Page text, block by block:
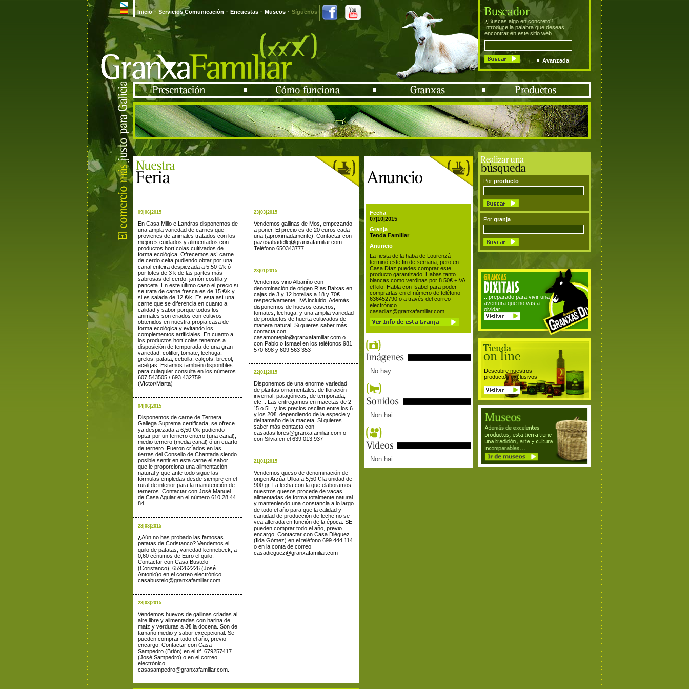
¿Buscas algo en concreto?
Introduce la palabra que deseas
encontrar en este sitio web...
Avanzada
Inicio · Servicios Comunicación · Encuestas · Museos · Síguenos
Por producto
Por granja
...preparado para vivir una
aventura que no vas a
olvidar
Descubre nuestros
productos exclusivos
23|03|2015
Vendemos gallinas de Mos, empezando
a poner. El precio es de 20 euros cada
una (aproximadamente). Contactar con
pazosabadelle@granxafamiliar.com.
Teléfono 650343777
23|01|2015
Vendemos vino Albariño con
denominación de origen Rías Baixas en
cajas de 3 y 12 botellas a 18 y 70€
respectivamente, IVA incluido. Además
disponemos de huevos caseros,
tomates, lechuga, y una amplia variedad
de productos de huerta cultivados de
manera natural. Si quieres saber más
contacta con
casamontepio@granxafamiliar.com o
con Pablo o Ismael en los teléfonos 981
570 698 y 609 563 353
22|01|2015
Disponemos de una enorme variedad
de plantas ornamentales: de floración
invernal, patagónicas, de temporada,
etc... Las entregamos en macetas de 2
´5 o 5L, y los precios oscilan entre los 6
y los 20€, dependiendo de la especie y
del tamaño de la maceta. Si quieres
saber más contacta con
casadasflores@granxafamiliar.com o
con Silvia en el 639 013 937
21|01|2015
Vendemos queso de denominación de
origen Arzúa-Ulloa a 5,50 € la unidad de
900 gr. La lecha con la que elaboramos
nuestros quesos procede de vacas
alimentadas de forma totalmente natural
y manteniendo una constancia a lo largo
de todo el año para que la calidad y
cantidad de producción de leche no se
vea alterada en función de la época. SE
pueden comprar todo el año, previo
encargo. Contactar con Casa Diéguez
(Ilda Gómez) en el teléfono 699 444 114
o en la conta de correo
casadieguez@granxafamiliar.com
09|06|2015
En Casa Millo e Landras disponemos de
una ampla variedad de carnes que
provienes de animales tratados con los
mejores cuidados y alimentados con
productos hortícolas cultivados de
forma ecológica. Ofrecemos así carne
de cerdo celta pudiendo obtar por una
canal enteira despiezada a 5,50 €/k ó
por lotes de 3 k de las partes más
sabrosas del cerdo: jamón costilla y
panceta. En este último caso el precio si
se trata de carne fresca es de 15 €/k y
si es salada de 12 €/k. Es esta así una
carne que se diferencia en cuanto a
calidad y sabor porque todos los
animales son criados con cultivos
obtenidos en nuestra propia casa de
forma ecológica y evitando los
complementos artificiales. En cuanto a
los productos hortícolas tenemos a
disposición de temporada de una gran
variedad: coliflor, tomate, lechuga,
grelos, patata, cebolla, calçots, brecol,
acelgas. Estamos también disponibles
para culaquier consulta en los números
607 543505 / 693 432759
(Víctor/Marta)
04|06|2015
Disponemos de carne de Ternera
Gallega Suprema certificada, se ofrece
ya despiezada a 6,50 €/k pudiendo
optar por un ternero entero (una canal),
medio ternero (media canal) ó un cuarto
de ternero. Fueron críados en las
tierras del Consello de Chantada siendo
posible sentir en esta carne el sabor
que le proporciona una alimentación
natural y que ante todo sigue las
fórmulas empledas desde siempre en el
rural de interior para la manutención de
terneros Contactar con José Manuel
de Casa Aguiar en el número 610 28 44
84
23|03|2015
¿Aún no has probado las famosas
patatas de Coristanco? Vendemos el
quilo de patatas, variedad kennebeck, a
0,60 céntimos de Euro el quilo.
Contactar con Casa Bustelo
(Coristanco), 659262226 (José
Antonio)o en el correo electrónico
casabustelo@granxafamiliar.com.
23|03|2015
Vendemos huevos de gallinas criadas al
aire libre y alimentadas con harina de
maíz y verduras a 3€ la docena. Son de
tamaño medio y sabor excepcional. Se
pueden comprar todo el año, previo
encargo. Contactar con Casa
Sampedro (Brión) en el tlf. 679257417
(José Sampedro) o en el correo
electrónico
casasampedro@granxafamiliar.com.
Fecha
07|10|2015
Granja
Tenda Familiar
Anuncio
La fiesta de la haba de Lourenzá
terminó este fin de semana, pero en
Casa Díaz puedes comprar este
producto garantizado. Habas tanto
blancas como verdinas por 8.50€ +IVA
el kilo. Habla con Isabel para poder
comprarlas en el número de teléfono
636452790 o a través del correo
electrónico
casadiaz@granxafamiliar.com
No hay
Non hai
Non hai